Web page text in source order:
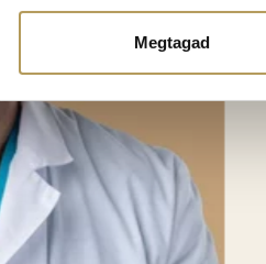
weboldalforgalmunk
weboldalhasználatra
Megtagad